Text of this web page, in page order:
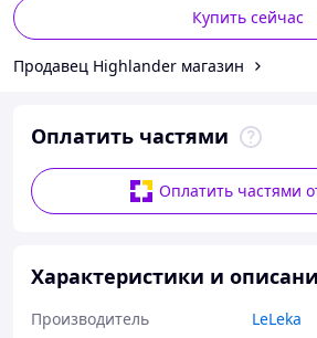
Купить сейчас
Продавец Highlander магазин
Оплатить частями
Оплатить частями
Характеристики и
Производитель
LeLeka